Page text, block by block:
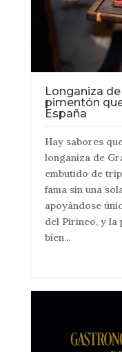
Longaniza
pimentón
España
Hay sabores
longaniza de
embutido de
fama sin una
apoyándose
del Pirineo, y la
bien...